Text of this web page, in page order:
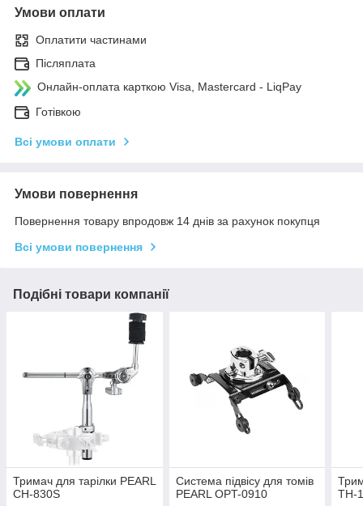
Умови оплати
Оплатити частинами
Післяплата
Онлайн-оплата карткою Visa, Mastercard - LiqPay
Готівкою
Всі умови оплати
Умови повернення
Повернення товару впродовж 14 днів за рахунок покупця
Всі умови повернення
Подібні товари компанії
Тримач для тарілки PEARL
CH-830S
Система підвісу для томів
PEARL OPT-0910
TH-